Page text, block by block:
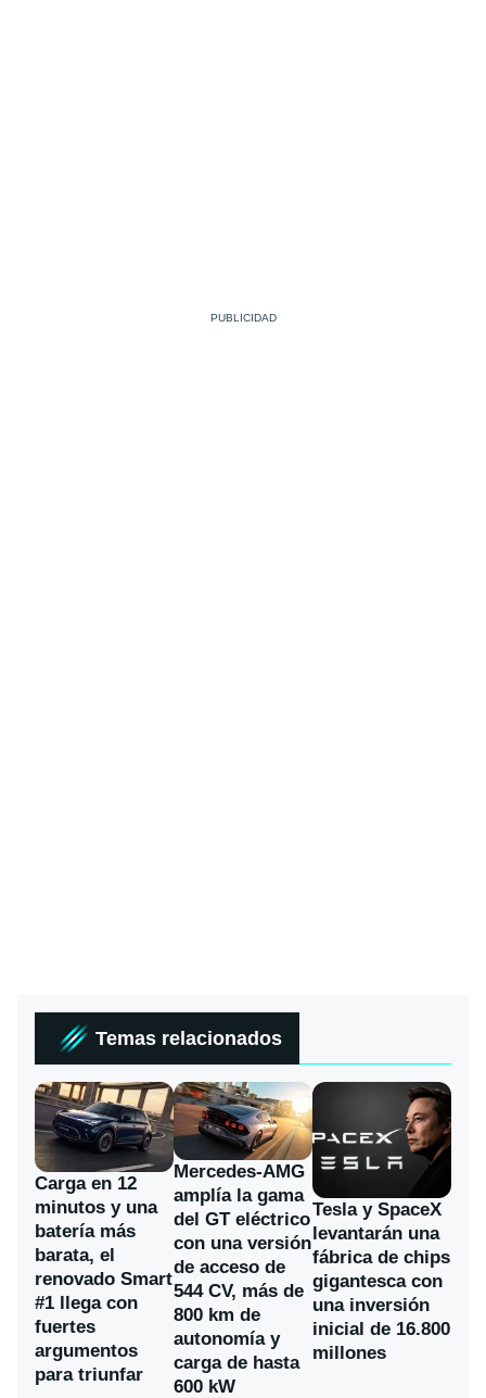
Temas relacionados
Carga en 12
minutos y una
batería más
barata, el
renovado Smart
#1 llega con
fuertes
argumentos
para triunfar
Mercedes-AMG
amplía la gama
del GT eléctrico
con una versión
de acceso de
544 CV, más de
800 km de
autonomía y
carga de hasta
600 kW
Tesla y SpaceX
levantarán una
fábrica de chips
gigantesca con
una inversión
inicial de 16.800
millones